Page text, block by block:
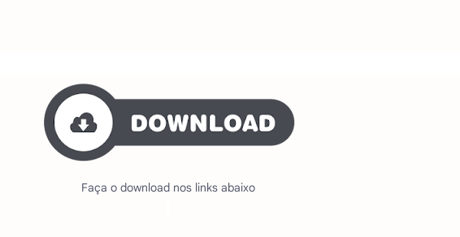
Faça o download nos links abaixo